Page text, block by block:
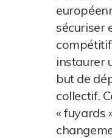
sécuriser
instaurer
but de
collectif.
« fuyards